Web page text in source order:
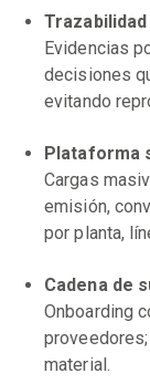
Evidencias
decisiones
evitando
Plataforma
Cargas
emisión,
por planta,
Cadena de
Onboarding
material.